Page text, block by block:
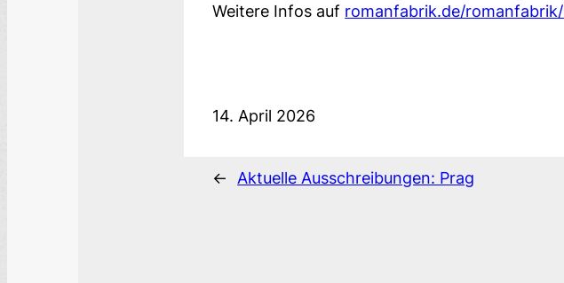
Weitere Infos auf romanfabrik.de/
14. April 2026
← Aktuelle Ausschreibungen: Prag